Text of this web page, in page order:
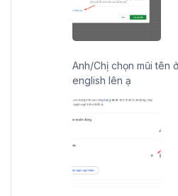
Anh/Chị chọn mũi tên
english lên ạ